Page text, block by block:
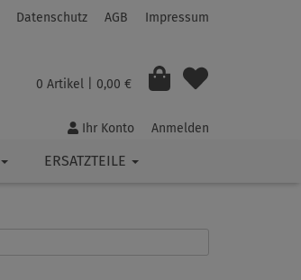
Datenschutz AGB Impressum
0 Artikel | 0,00 €
Ihr Konto Anmelden
ERSATZTEILE